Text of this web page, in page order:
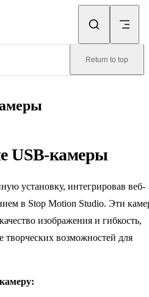
Return to top
USB-камеры
установку, интегрировав веб-
в Stop Motion Studio. Эти
изображения и гибкость,
творческих возможностей для